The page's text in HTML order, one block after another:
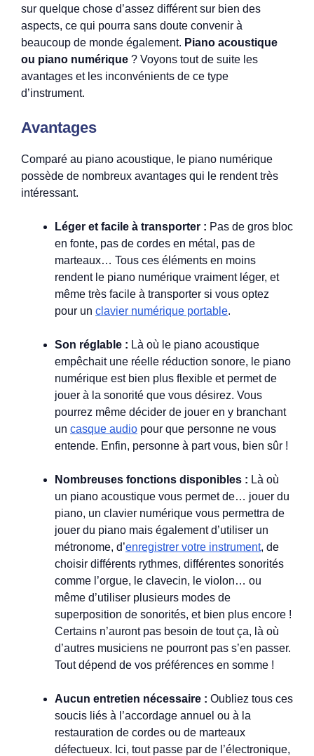
sur quelque chose d’assez différent sur bien des
aspects, ce qui pourra sans doute convenir à
beaucoup de monde également. Piano acoustique
ou piano numérique ? Voyons tout de suite les
avantages et les inconvénients de ce type
d’instrument.
Avantages
Comparé au piano acoustique, le piano numérique
possède de nombreux avantages qui le rendent très
intéressant.
Léger et facile à transporter : Pas de gros bloc
en fonte, pas de cordes en métal, pas de
marteaux… Tous ces éléments en moins
rendent le piano numérique vraiment léger, et
même très facile à transporter si vous optez
pour un clavier numérique portable.
Son réglable : Là où le piano acoustique
empêchait une réelle réduction sonore, le piano
numérique est bien plus flexible et permet de
jouer à la sonorité que vous désirez. Vous
pourrez même décider de jouer en y branchant
un casque audio pour que personne ne vous
entende. Enfin, personne à part vous, bien sûr !
Nombreuses fonctions disponibles : Là où
un piano acoustique vous permet de… jouer du
piano, un clavier numérique vous permettra de
jouer du piano mais également d’utiliser un
métronome, d’enregistrer votre instrument, de
choisir différents rythmes, différentes sonorités
comme l’orgue, le clavecin, le violon… ou
même d’utiliser plusieurs modes de
superposition de sonorités, et bien plus encore !
Certains n’auront pas besoin de tout ça, là où
d’autres musiciens ne pourront pas s’en passer.
Tout dépend de vos préférences en somme !
Aucun entretien nécessaire : Oubliez tous ces
soucis liés à l’accordage annuel ou à la
restauration de cordes ou de marteaux
défectueux. Ici, tout passe par de l’électronique,